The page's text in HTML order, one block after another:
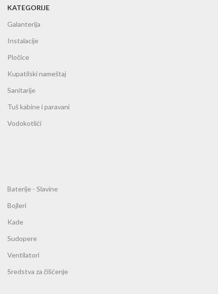
KATEGORIJE
Galanterija
Instalacije
Pločice
Kupatilski nameštaj
Sanitarije
Tuš kabine i paravani
Vodokotlići
Baterije - Slavine
Bojleri
Kade
Sudopere
Ventilatori
Sredstva za čišćenje